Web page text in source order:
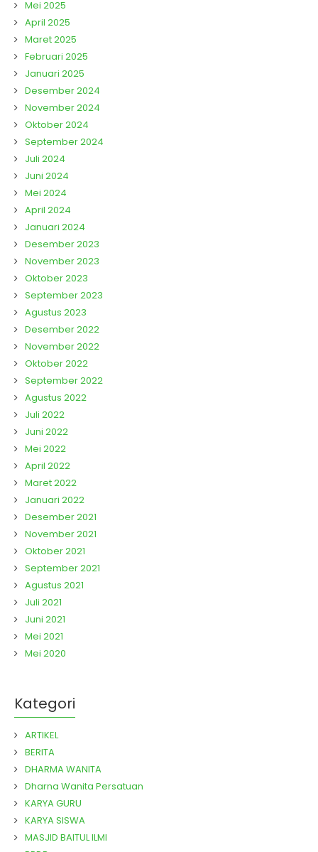
Mei 2025
April 2025
Maret 2025
Februari 2025
Januari 2025
Desember 2024
November 2024
Oktober 2024
September 2024
Juli 2024
Juni 2024
Mei 2024
April 2024
Januari 2024
Desember 2023
November 2023
Oktober 2023
September 2023
Agustus 2023
Desember 2022
November 2022
Oktober 2022
September 2022
Agustus 2022
Juli 2022
Juni 2022
Mei 2022
April 2022
Maret 2022
Januari 2022
Desember 2021
November 2021
Oktober 2021
September 2021
Agustus 2021
Juli 2021
Juni 2021
Mei 2021
Mei 2020
Kategori
ARTIKEL
BERITA
DHARMA WANITA
Dharna Wanita Persatuan
KARYA GURU
KARYA SISWA
MASJID BAITUL ILMI